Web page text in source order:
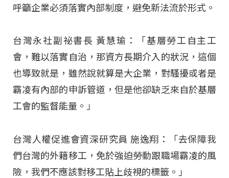
呼籲企業必須落實內部制度，避免新法流於形式 。
台灣永社副祕書長 黃慧瑜：「基層勞工自主工
會，難以落實自治，那資方長期介入的狀況，這個
也導致就是，雖然說就算是大企業，對騷擾或者是
霸凌有內部的申訴管道，但是他卻缺乏來自於基層
工會的監督能量 。」
台灣人權促進會資深研究員 施逸翔：「去保障我
們台灣的外籍移工，免於強迫勞動跟職場霸凌的風
險，我們不應該對移工貼上歧視的標籤 。」